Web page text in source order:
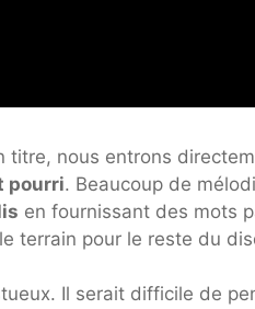
nous entrons
pourri. Beaucoup de
en fournissant des mots
terrain pour le reste du
Il serait difficile de